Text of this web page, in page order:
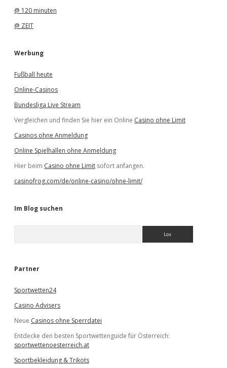
@ 120 minuten
@ ZEIT
Werbung
Fußball heute
Online-Casinos
Bundesliga Live Stream
Vergleichen und finden Sie hier ein Online Casino ohne Limit
Casinos ohne Anmeldung
Online Spielhallen ohne Anmeldung
Hier beim Casino ohne Limit sofort anfangen.
casinofrog.com/de/online-casino/ohne-limit/
Im Blog suchen
e
Partner
Sportwetten24
Casino Advisers
Neue Casinos ohne Sperrdatei
Entdecke den besten Sportwettenguide für Österreich:
sportwettenoesterreich.at
Sportbekleidung & Trikots